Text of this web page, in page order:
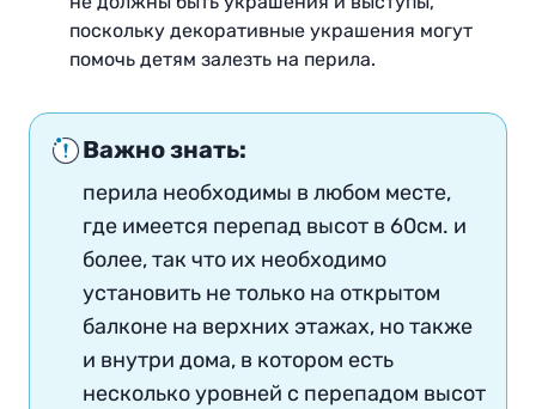
поскольку декоративные украшения могут
помочь детям залезть на перила.
Важно знать:
перила необходимы в любом месте,
где имеется перепад высот в 60см. и
более, так что их необходимо
установить не только на открытом
балконе на верхних этажах, но также
и внутри дома, в котором есть
несколько уровней с перепадом высот